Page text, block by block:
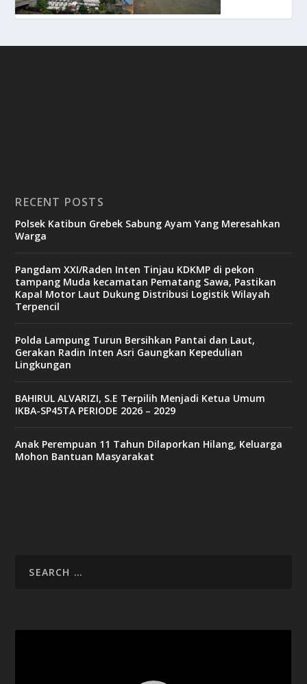
RECENT POSTS
Polsek Katibun Grebek Sabung Ayam Yang Meresahkan
Warga
Pangdam XXI/Raden Inten Tinjau KDKMP di pekon
tampang Muda kecamatan Pematang Sawa, Pastikan
Kapal Motor Laut Dukung Distribusi Logistik Wilayah
Terpencil
Polda Lampung Turun Bersihkan Pantai dan Laut,
Gerakan Radin Inten Asri Gaungkan Kepedulian
Lingkungan
BAHIRUL ALVARIZI, S.E Terpilih Menjadi Ketua Umum
IKBA-SP45TA PERIODE 2026 – 2029
Anak Perempuan 11 Tahun Dilaporkan Hilang, Keluarga
Mohon Bantuan Masyarakat